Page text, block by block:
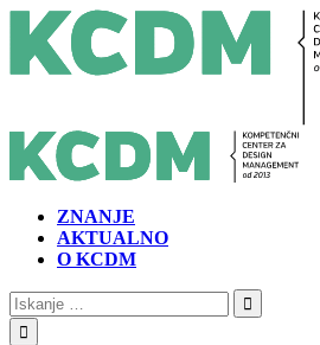
ZNANJE
AKTUALNO
O KCDM
Iskanje: